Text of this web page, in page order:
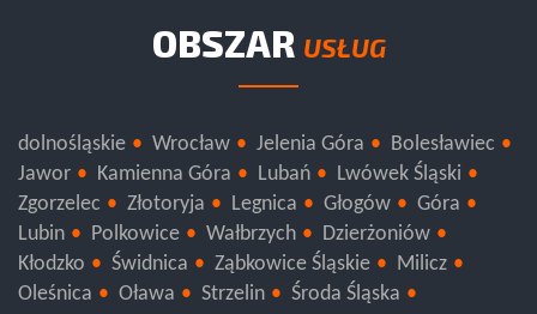
OBSZAR USŁUG
dolnośląskie Wrocław Jelenia Góra
Bolesławiec
Jawor
Kamienna Góra Lubań
Lwówek Śląski
Zgorzelec
Złotoryja Legnica Głogów
Góra
Lubin
Polkowice Wałbrzych
Dzierżoniów
Kłodzko
Świdnica Ząbkowice Śląskie
Milicz
Oleśnica
Oława Strzelin Środa Śląska